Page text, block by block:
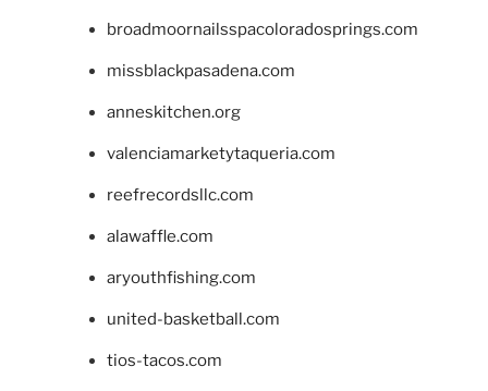
broadmoornailsspacoloradosprings.com
missblackpasadena.com
anneskitchen.org
valenciamarketytaqueria.com
reefrecordsllc.com
alawaffle.com
aryouthfishing.com
united-basketball.com
tios-tacos.com